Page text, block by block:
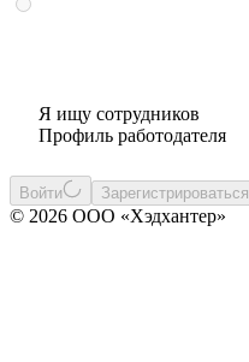
Я ищу сотрудников
Профиль работодателя
Войти Зарегистрироваться
© 2026 ООО «Хэдхантер»